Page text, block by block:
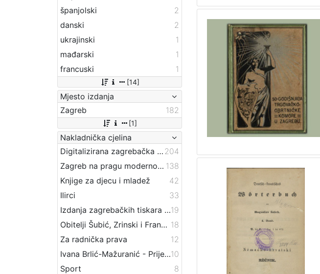
španjolski
2
danski
2
ukrajinski
1
mađarski
1
francuski
1
[14]
Mjesto izdanja
Zagreb
182
[1]
Nakladnička cjelina
Digitalizirana zagrebačka baština 204
Zagreb na pragu modernog doba 138
Knjige za djecu i mladež
42
Ilirci
33
Izdanja zagrebačkih tiskara 17. i 18. stoljeća19
Obitelji Šubić, Zrinski i Frankopan 18
Za radnička prava
12
Ivana Brlić-Mažuranić - Prijevodi10
Sport
8